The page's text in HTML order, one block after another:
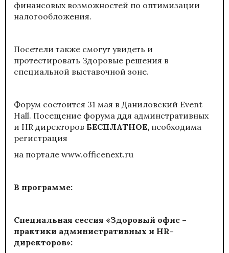
финансовых возможностей по оптимизации
налогообложения.
Посетели также смогут увидеть и
протестировать Здоровые решения в
специальной выставочной зоне.
Форум состоится 31 мая в Даниловский Event
Hall. Посещение форума ддя админстративных
и HR директоров БЕСПЛАТНОЕ, необходима
регистрация
на портале www.officenext.ru
В программе:
Специальная сессия «Здоровый офис –
практики административных и HR-
директоров»: